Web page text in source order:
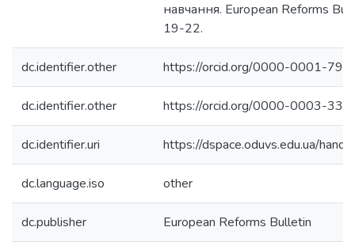
навчання. Euroрean Reforms
19-22.
dc.identifier.other https://orcid.org/0000-0001-
dc.identifier.other https://orcid.org/0000-0003-
dc.identifier.uri https://dspace.oduvs.edu.ua/
dc.language.iso other
dc.publisher European Reforms Bulletin